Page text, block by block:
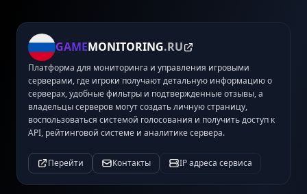
GAMEMONITORING.RU
Платформа для мониторинга и управления игровыми
серверами, где игроки получают детальную информацию о
серверах, удобные фильтры и подтвержденные отзывы, а
владельцы серверов могут создать личную страницу,
воспользоваться системой голосования и получить доступ к
API, рейтинговой системе и аналитике сервера.
Перейти Контакты IP адреса сервиса